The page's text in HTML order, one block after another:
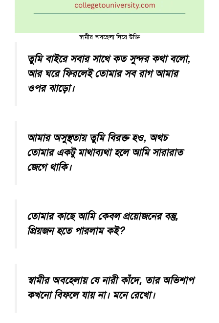
স্বামীর অবহেলা নিয়ে উক্তি
তুমি বাইরে সবার সাথে কত সুন্দর কথা বলো,
আর ঘরে ফিরলেই তোমার সব রাগ আমার
ওপর ঝাড়ো।
আমার অসুস্থতায় তুমি বিরক্ত হও, অথচ
তোমার একটু মাথাব্যথা হলে আমি সারারাত
জেগে থাকি।
তোমার কাছে আমি কেবল প্রয়োজনের বস্তু,
প্রিয়জন হতে পারলাম কই?
স্বামীর অবহেলায় যে নারী কাঁদে, তার অভিশাপ
কখনো বিফলে যায় না। মনে রেখো।